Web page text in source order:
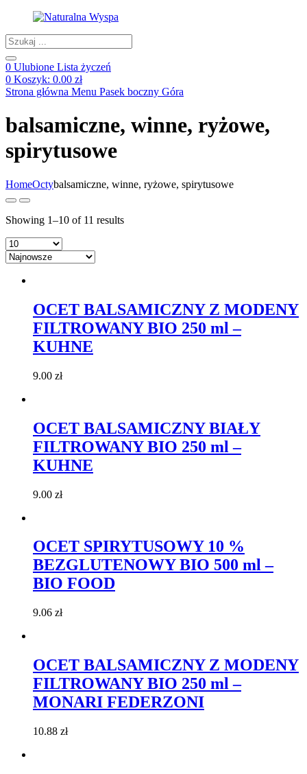
Products
search
0 Ulubione Lista życzeń
0 Koszyk: 0.00 zł
Strona główna Menu Pasek boczny Góra
balsamiczne, winne, ryżowe,
spirytusowe
HomeOctybalsamiczne, winne, ryżowe, spirytusowe
Showing 1–10 of 11 results
OCET BALSAMICZNY Z MODENY
FILTROWANY BIO 250 ml –
KUHNE
9.00 zł
OCET BALSAMICZNY BIAŁY
FILTROWANY BIO 250 ml –
KUHNE
9.00 zł
OCET SPIRYTUSOWY 10 %
BEZGLUTENOWY BIO 500 ml –
BIO FOOD
9.06 zł
OCET BALSAMICZNY Z MODENY
FILTROWANY BIO 250 ml –
MONARI FEDERZONI
10.88 zł